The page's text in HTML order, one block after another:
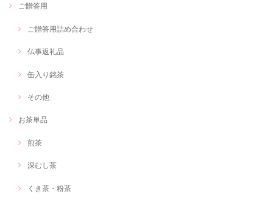
ご贈答用
ご贈答用詰め合わせ
仏事返礼品
缶入り銘茶
その他
お茶単品
煎茶
深むし茶
くき茶・粉茶